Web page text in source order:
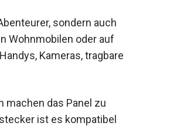
sondern auch
Wohnmobilen oder auf
Kameras, tragbare
machen das Panel zu
ist es kompatibel